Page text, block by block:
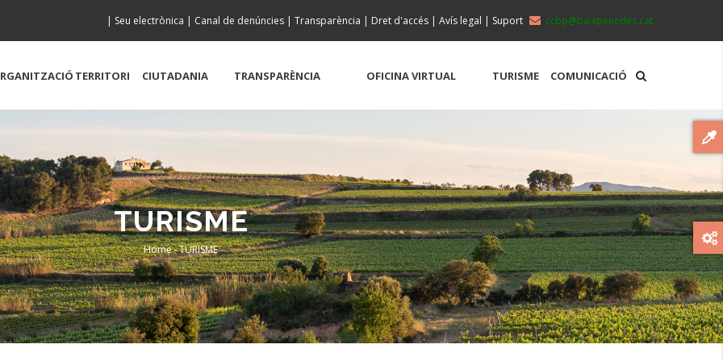
ccbp@baixpenedes.cat
| Seu electrònica | Canal de denúncies | Transparència | Dret d'accés | Avís legal | Suport
TERRITORI CIUTADANIA TRANSPARÈNCIA OFICINA VIRTUAL TURISME COMUNICACIÓ
TURISME
Breadcrumb
Home-TURISME